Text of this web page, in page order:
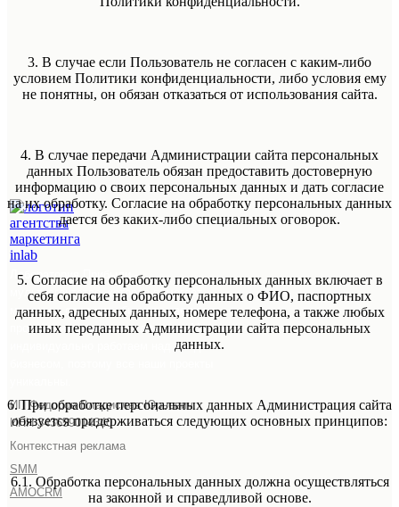
Лаборатория Прибыли -
мультиагентство, которое помогает
малому и среднему бизнесу увеличить
продажи и привлекать клиентов. Мы
индивидуально работаем над каждым
ИП Федоров Владислав Юрьевич
ИНН 343659014340
Контекстная реклама
SMM
AMOCRM
3. В случае если Пользователь не согласен с каким-либо
условием Политики конфиденциальности, либо условия ему
не понятны, он обязан отказаться от использования сайта.
4. В случае передачи Администрации сайта персональных
данных Пользователь обязан предоставить достоверную
информацию о своих персональных данных и дать согласие
на их обработку. Согласие на обработку персональных данных
дается без каких-либо специальных оговорок.
5. Согласие на обработку персональных данных включает в
себя согласие на обработку данных о ФИО, паспортных
данных, адресных данных, номере телефона, а также любых
иных переданных Администрации сайта персональных
данных.
6. При обработке персональных данных Администрация сайта
обязуется придерживаться следующих основных принципов:
6.1. Обработка персональных данных должна осуществляться
на законной и справедливой основе.